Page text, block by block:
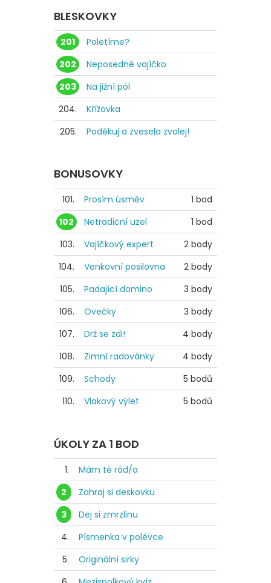
BLESKOVKY
201
Poletíme?
202
Neposedné vajíčko
203
Na jižní pól
204.
Křížovka
205.
Poděkuj a zvesela zvolej!
BONUSOVKY
101. Prosím úsměv
1 bod
102
Netradiční uzel
1 bod
103.
Vajíčkový expert
2 body
104.
Venkovní posilovna
2 body
105.
Padající domino
3 body
106.
Ovečky
3 body
107.
Drž se zdi!
4 body
108.
Zimní radovánky
4 body
109.
Schody
5 bodů
110.
Vlakový výlet 5 bodů
ÚKOLY ZA 1 BOD
1.
Mám tě rád/a
2
Zahraj si deskovku
3
Dej si zmrzlinu
4.
Písmenka v polévce
5.
Originální sirky